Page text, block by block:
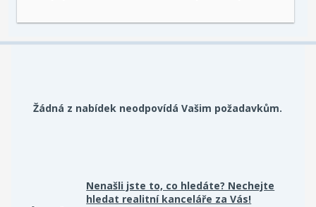
Žádná z nabídek neodpovídá Vašim požadavkům.
Nenašli jste to, co hledáte? Nechejte
hledat realitní kanceláře za Vás!